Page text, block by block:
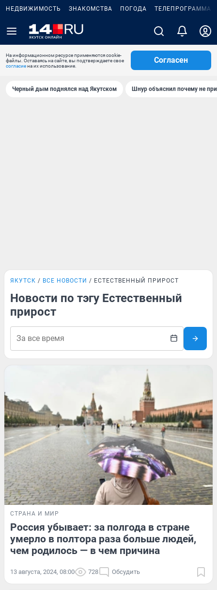
НЕДВИЖИМОСТЬ ЗНАКОМСТВА ПОГОДА ТЕЛЕПРОГРАММА
На информационном ресурсе применяются cookie-
файлы. Оставаясь на сайте, вы подтверждаете свое
согласиена их использование.
Согласен
Черный дым поднялся над Якутском Шнур объяснил почему не
ЯКУТСК ВСЕ НОВОСТИ ЕСТЕСТВЕННЫЙ ПРИРОСТ
Новости по тэгу Естественный
прирост
СТРАНА И МИР
Россия убывает: за полгода в стране
умерло в полтора раза больше людей,
чем родилось — в чем причина
13 августа, 2024, 08:00 728 Обсудить